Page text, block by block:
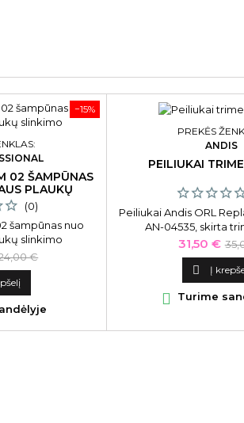
−15%
02 ŠAMPŪNAS
PLAUKŲ
ML
(0)
šampūnas nuo
slinkimo
kaina
€
PREKĖS
ANDIS
PEILIUKAI
Peiliukai Andis ORL
AN-04535, skirta
Kaina
31,50 €
 Į
 Turime